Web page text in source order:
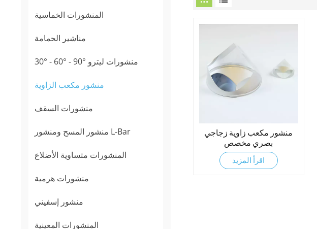
المنشورات الخماسية
مناشير الحمامة
30° - 60° - 90° منشورات ليترو
منشور مكعب الزاوية
منشورات السقف
منشور المسح ومنشور L-Bar
المنشورات متساوية الأضلاع
منشورات هرمية
منشور إسفيني
المنشورات المعينية
منشور مكعب زاوية زجاجي
بصري مخصص
اقرأ المزيد